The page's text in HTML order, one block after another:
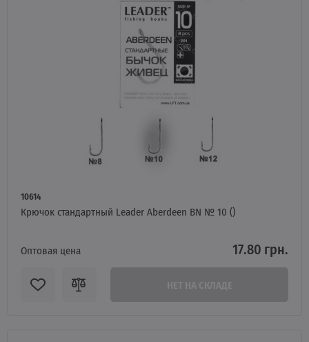
10614
Крючок стандартный Leader Aberdeen BN № 10 ()
Оптовая цена 17.80 грн.